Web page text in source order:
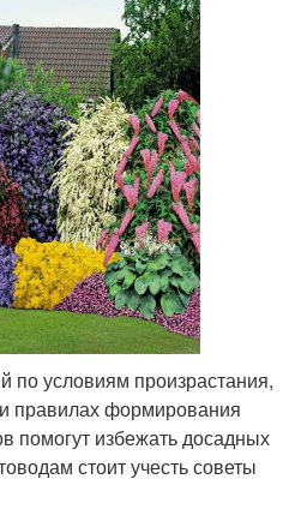
условиям произрастания,
правилах формирования
помогут избежать досадных
стоит учесть советы